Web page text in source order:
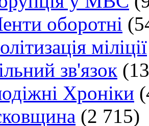
оборотні
міліції
зв'язок
Хроніки
(2 715)